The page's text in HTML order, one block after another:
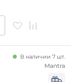
В наличии 7 шт.
Mantra